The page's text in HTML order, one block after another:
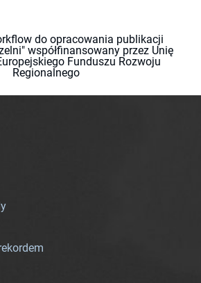
do opracowania publikacji
współfinansowany przez Unię
Funduszu Rozwoju
Regionalnego